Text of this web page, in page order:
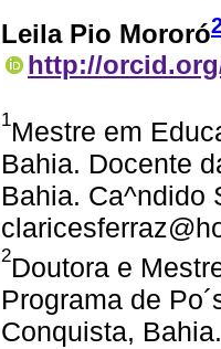
Leila Pio Mororó
http://
1Mestre em
Bahia. Docente
Bahia. Ca^ndido
2Doutora e
Programa de
Conquista,